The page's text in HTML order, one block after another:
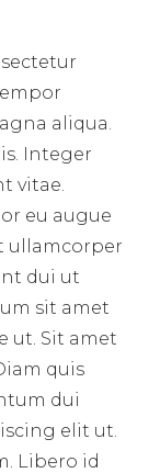
aliqua.
Integer
vitae.
eu augue
ullamcorper
dui ut
sit amet
ut. Sit amet
quis
dui
elit ut.
Libero id